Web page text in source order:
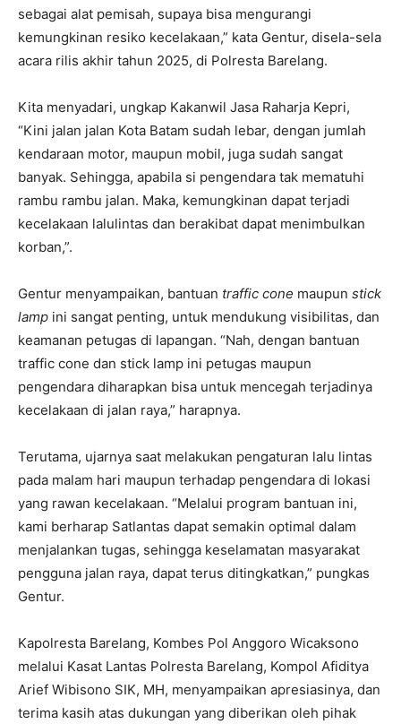
sebagai alat pemisah, supaya bisa mengurangi
kemungkinan resiko kecelakaan,” kata Gentur, disela-sela
acara rilis akhir tahun 2025, di Polresta Barelang.
Kita menyadari, ungkap Kakanwil Jasa Raharja Kepri,
“Kini jalan jalan Kota Batam sudah lebar, dengan jumlah
kendaraan motor, maupun mobil, juga sudah sangat
banyak. Sehingga, apabila si pengendara tak mematuhi
rambu rambu jalan. Maka, kemungkinan dapat terjadi
kecelakaan lalulintas dan berakibat dapat menimbulkan
korban,”.
Gentur menyampaikan, bantuan traffic cone maupun stick
lamp ini sangat penting, untuk mendukung visibilitas, dan
keamanan petugas di lapangan. “Nah, dengan bantuan
traffic cone dan stick lamp ini petugas maupun
pengendara diharapkan bisa untuk mencegah terjadinya
kecelakaan di jalan raya,” harapnya.
Terutama, ujarnya saat melakukan pengaturan lalu lintas
pada malam hari maupun terhadap pengendara di lokasi
yang rawan kecelakaan. “Melalui program bantuan ini,
kami berharap Satlantas dapat semakin optimal dalam
menjalankan tugas, sehingga keselamatan masyarakat
pengguna jalan raya, dapat terus ditingkatkan,” pungkas
Gentur.
Kapolresta Barelang, Kombes Pol Anggoro Wicaksono
melalui Kasat Lantas Polresta Barelang, Kompol Afiditya
Arief Wibisono SIK, MH, menyampaikan apresiasinya, dan
terima kasih atas dukungan yang diberikan oleh pihak